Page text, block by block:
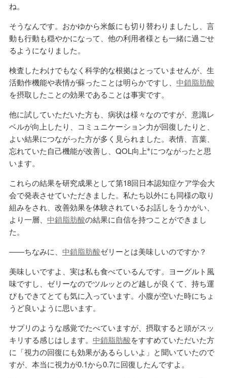
ね。
そうなんです。おかゆから米飯にも切り替わりましたし、言
動も行動も穏やかになって、他の利用者様とも一緒に過ごせ
るようになりました。
検査したわけでもなく科学的な根拠はとっていませんが、生
活動作機能や表情が蘇ったことは明らかですし、 中鎖脂肪酸
を摂取したことの効果であることは事実です。
他に試していただいた方も、病状は様々なのですが、意識レ
ベルが向上したり、コミュニケーション力が回復したりと、
よい結果につながった方が多く見られました。表情、言葉、
忘れていた自己機能が改善し、QOL向上※につながったと思
います。
これらの結果を研究成果として第18回日本認知症ケア学会大
会で発表させていただきました。私たち以外にも同様の取り
組みをされ、改善効果を体験されているお話しをうかがい、
より一層、 中鎖脂肪酸の結果に自信を持つことができまし
た。
——ちなみに、 中鎖脂肪酸ゼリーとは美味しいのですか？
美味しいですよ、実は私も食べているんです。ヨーグルト風
味ですし、ゼリーなのでツルッとのど越しが良くて、持ち運
びもできてとても気に入っています。小腹が空いた時にちょ
うど良いように思います。
サプリのような感覚でたべていますが、摂取すると頭がスッ
キリする感じはします。 中鎖脂肪酸をすすめていただいた方
に「視力の回復にも効果があるらしいよ」と聞いていたので
すが、本当に視力が0.1から0.7に回復したんですよ。